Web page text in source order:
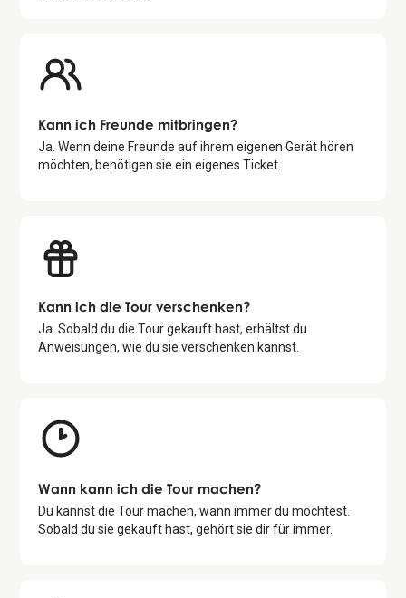
Kann ich Freunde mitbringen?
Ja. Wenn deine Freunde auf ihrem eigenen Gerät hören
möchten, benötigen sie ein eigenes Ticket.
Kann ich die Tour verschenken?
Ja. Sobald du die Tour gekauft hast, erhältst du
Anweisungen, wie du sie verschenken kannst.
Wann kann ich die Tour machen?
Du kannst die Tour machen, wann immer du möchtest.
Sobald du sie gekauft hast, gehört sie dir für immer.